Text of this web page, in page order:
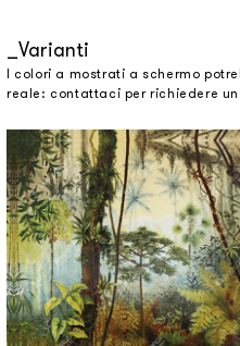
Varianti
I colori a mostrati a schermo
reale: contattaci per richiedere